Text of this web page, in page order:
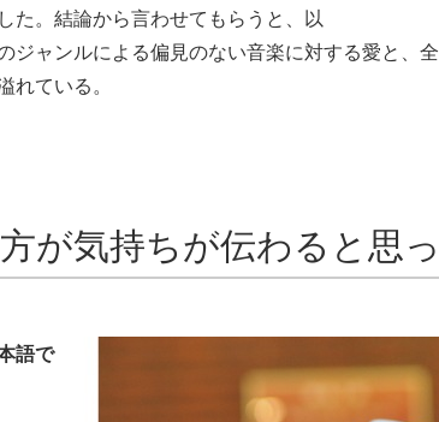
た。結論から言わせてもらうと、以
ジャンルによる偏見のない音楽に対する愛と、
ている。
が気持ちが伝わると思
語で